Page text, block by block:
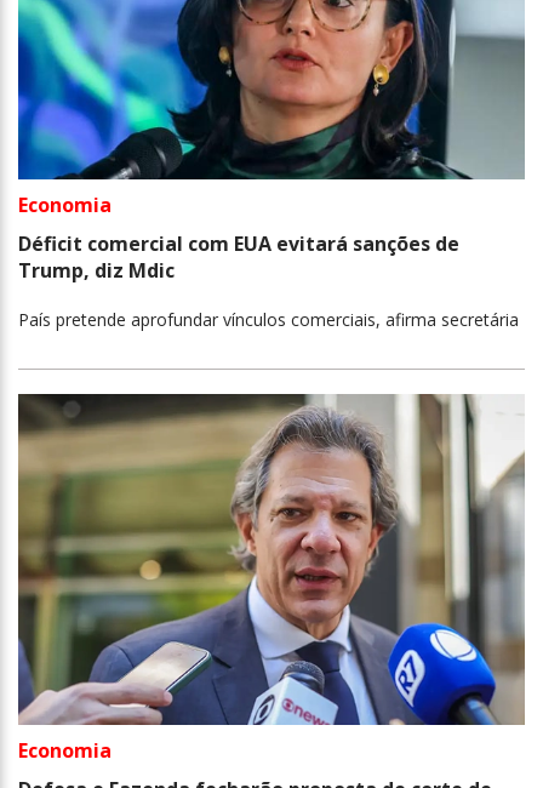
Economia
Déficit comercial com EUA evitará sanções de
Trump, diz Mdic
País pretende aprofundar vínculos comerciais, afirma secretária
Economia